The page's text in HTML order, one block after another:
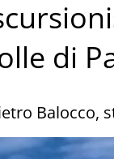
di
Balocco,